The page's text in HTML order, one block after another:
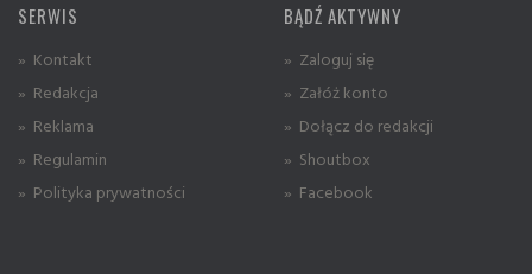
SERWIS
» Kontakt
» Redakcja
» Reklama
» Regulamin
» Polityka prywatności
BĄDŹ AKTYWNY
» Zaloguj się
» Załóż konto
» Dołącz do redakcji
» Shoutbox
» Facebook